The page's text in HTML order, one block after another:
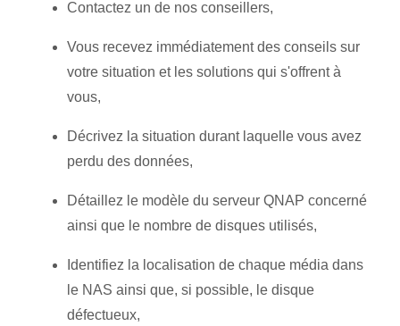
Contactez un de nos conseillers,
Vous recevez immédiatement des conseils sur
votre situation et les solutions qui s'offrent à
vous,
Décrivez la situation durant laquelle vous avez
perdu des données,
Détaillez le modèle du serveur QNAP concerné
ainsi que le nombre de disques utilisés,
Identifiez la localisation de chaque média dans
le NAS ainsi que, si possible, le disque
défectueux,